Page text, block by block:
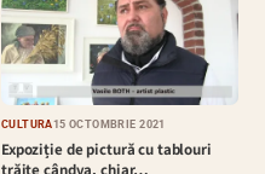
CULTURĂ15 OCTOMBRIE 2021
Expoziție de pictură cu tablouri